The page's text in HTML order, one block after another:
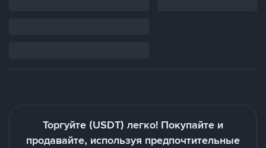
Торгуйте (USDT) легко! Покупайте и
продавайте, используя предпочтительные